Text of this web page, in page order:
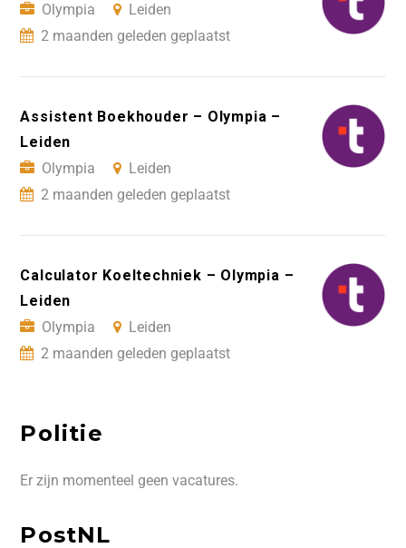
Olympia
Leiden
2 maanden geleden geplaatst
Assistent Boekhouder – Olympia –
Leiden
Olympia
Leiden
2 maanden geleden geplaatst
Calculator Koeltechniek – Olympia –
Leiden
Olympia
Leiden
2 maanden geleden geplaatst
Politie
Er zijn momenteel geen vacatures.
PostNL